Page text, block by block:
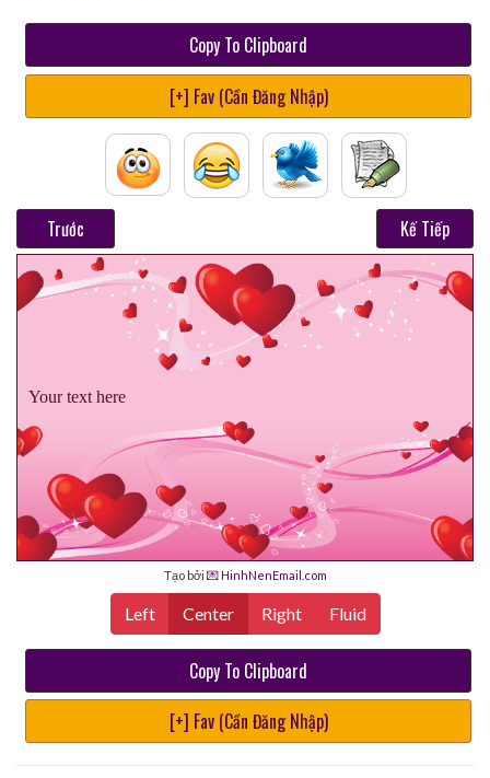
Copy To Clipboard
[+] Fav (Cần Đăng Nhập)
Trước Kế Tiếp
Your text here
Tạo bởi 💌 HinhNenEmail.com
Left Center Right Fluid
Copy To Clipboard
[+] Fav (Cần Đăng Nhập)